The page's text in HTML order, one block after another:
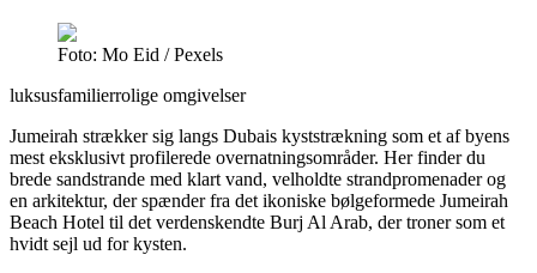
Foto: Mo Eid / Pexels
luksusfamilierrolige omgivelser
Jumeirah strækker sig langs Dubais kyststrækning som et af byens
mest eksklusivt profilerede overnatningsområder. Her finder du
brede sandstrande med klart vand, velholdte strandpromenader og
en arkitektur, der spænder fra det ikoniske bølgeformede Jumeirah
Beach Hotel til det verdenskendte Burj Al Arab, der troner som et
hvidt sejl ud for kysten.